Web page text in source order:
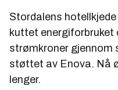
Stordalens
kuttet energiforbruket
strømkroner gjennom
støttet av Enova. Nå
lenger.